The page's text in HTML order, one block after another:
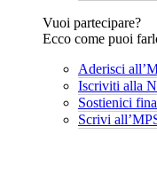
Vuoi partecipare?
Ecco come puoi
Aderisci
Iscriviti alla
Sostienici
Scrivi